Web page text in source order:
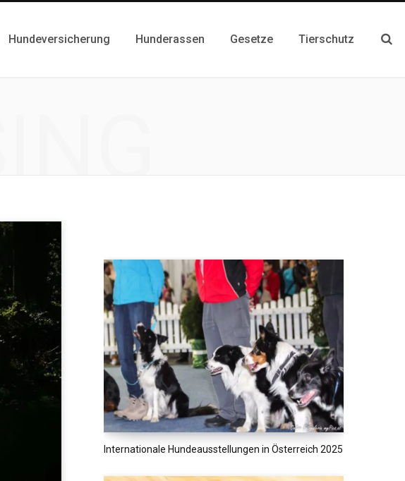
Hundeversicherung Hunderassen Gesetze Tierschutz
Internationale Hundeausstellungen in Österreich 2025